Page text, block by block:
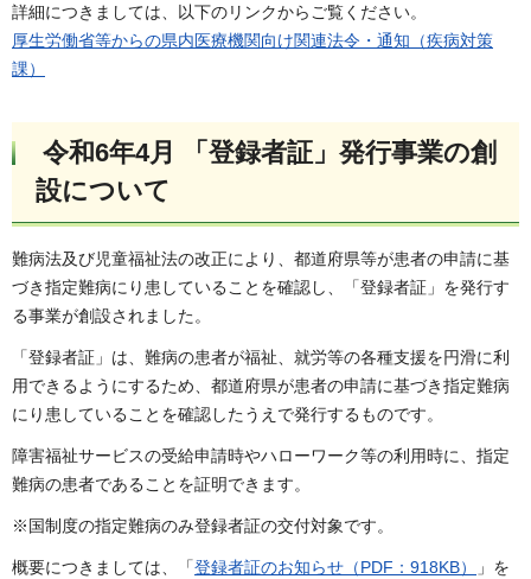
詳細につきましては、以下のリンクからご覧ください。
厚生労働省等からの県内医療機関向け関連法令・通知（疾病対策
課）
​​​​令和6年4月 「登録者証」発行事業の創
設について
難病法及び児童福祉法の改正により、都道府県等が患者の申請に基
づき指定難病にり患していることを確認し、「登録者証」を発行す
る事業が創設されました。
「登録者証」は、難病の患者が福祉、就労等の各種支援を円滑に利
用できるようにするため、都道府県が患者の申請に基づき指定難病
にり患していることを確認したうえで発行するものです。
障害福祉サービスの受給申請時やハローワーク等の利用時に、指定
難病の患者であることを証明できます。
※国制度の指定難病のみ登録者証の交付対象です。
概要につきましては、「登録者証のお知らせ（PDF：918KB）
」を